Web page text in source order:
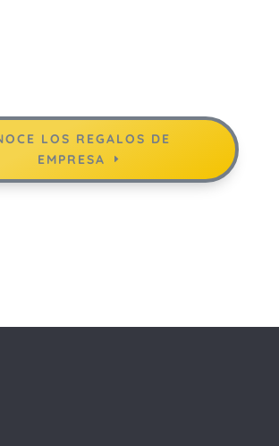
LOS REGALOS DE
EMPRESA